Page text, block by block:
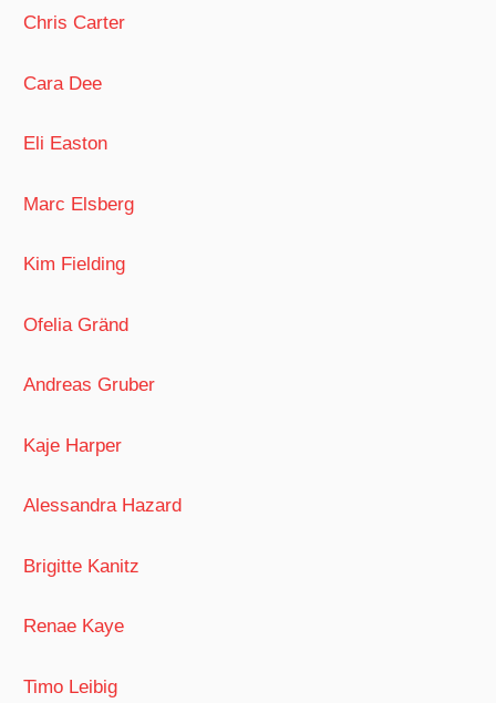
Chris Carter
Cara Dee
Eli Easton
Marc Elsberg
Kim Fielding
Ofelia Gränd
Andreas Gruber
Kaje Harper
Alessandra Hazard
Brigitte Kanitz
Renae Kaye
Timo Leibig